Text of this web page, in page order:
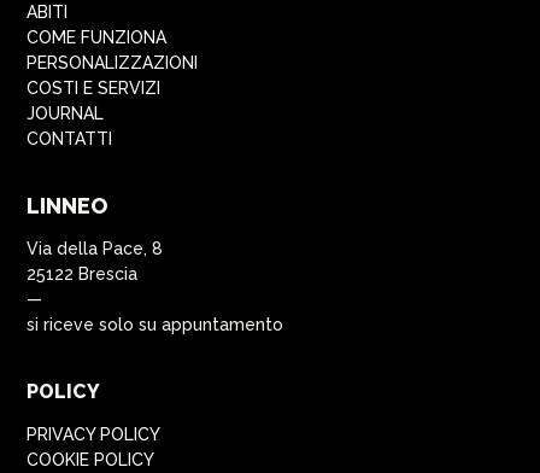
ABITI
COME FUNZIONA
PERSONALIZZAZIONI
COSTI E SERVIZI
JOURNAL
CONTATTI
LINNEO
Via della Pace, 8
25122 Brescia
—
si riceve solo su appuntamento
POLICY
PRIVACY POLICY
COOKIE POLICY